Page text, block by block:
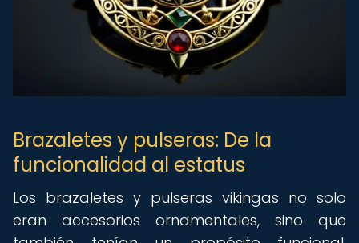
Brazaletes y pulseras: De la
funcionalidad al estatus
Los brazaletes y pulseras vikingas no solo
eran accesorios ornamentales, sino que